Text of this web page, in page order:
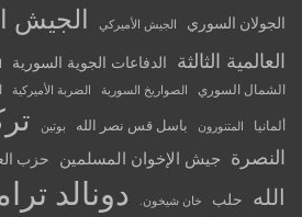
الجولان السوري الجيش الأميركي الجيش
العالمية الثالثة
الدفاعات الجوية السورية
الشمال السوري الصواريخ السورية الضربة الأميركية
ألمانيا المتنورون باسل قس نصر الله بوتين
النصرة
جيش الإخوان المسلمين حزب
الله
حلب خان شيخون. دونالد